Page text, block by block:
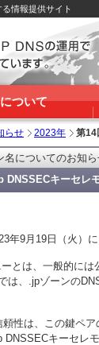
情報提供サイト
ついて
らせ 2023年 第14
名についてのお知
DNSSECキーセレ
年9月19日（火）
とは、一般的に
は、.jpゾーンの
頼性は、この鍵ペ
DNSSECキーセレ